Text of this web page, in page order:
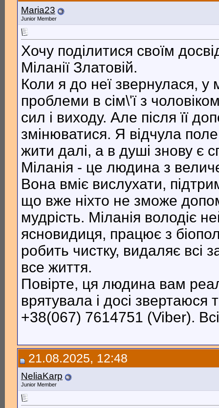
Maria23
Junior Member
Хочу поділитися своїм
Міланії Златовій.
Коли я до неї звернулася, у
проблеми в сім\'ї з
сил і виходу. Але після її
змінюватися. Я відчула
жити далі, а в душі знову є
Міланія - це людина з
Вона вміє вислухати,
що вже ніхто не зможе
мудрість. Міланія володіє
ясновидиця, працює з
робить чистку, видаляє всі
все життя.
Повірте, ця людина вам
врятувала і досі звертаюся
+38(067) 7614751 (Viber).
21.08.2025, 12:48
NeliaKarp
Junior Member